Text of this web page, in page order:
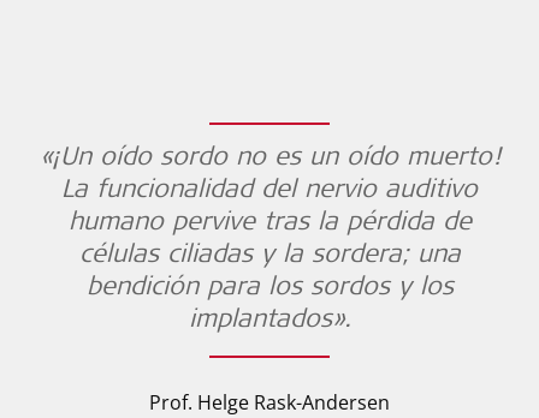
«¡Un oído sordo no es un oído muerto!
La funcionalidad del nervio auditivo
humano pervive tras la pérdida de
células ciliadas y la sordera; una
bendición para los sordos y los
implantados».
Prof. Helge Rask-Andersen